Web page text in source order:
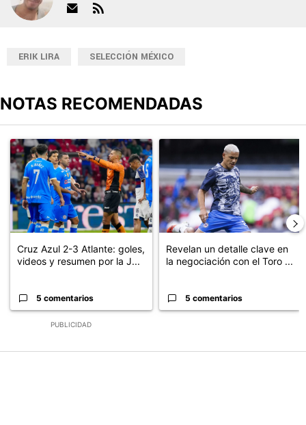
ERIK LIRA SELECCIÓN MÉXICO
NOTAS RECOMENDADAS
PUBLICIDAD
Un artículo de tendencia con el título "Cruz Azul 2-3 Atlante:
Cruz Azul 2-3 Atlante: goles,
videos y resumen por la J...
5 comentarios
Un artículo de tendencia con
Revelan un detalle clave en
la negociación con el Toro ...
5 comentarios